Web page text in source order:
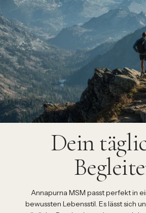
Dein
Annapurna MSM passt perfekt in
bewussten Lebensstil. Es lässt sich